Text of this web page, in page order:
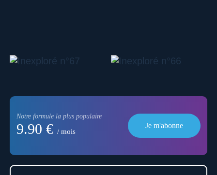
Notre formule la plus populaire
9.90 € / mois
Je m'abonne